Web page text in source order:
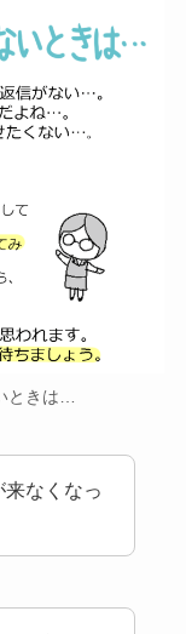
ときは…
なくなっ